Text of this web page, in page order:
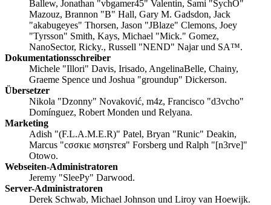
Ballew, Jonathan "vbgamer45" Valentin, Sami "SychO"
Mazouz, Brannon "B" Hall, Gary M. Gadsdon, Jack
"akabugeyes" Thorsen, Jason "JBlaze" Clemons, Joey
"Tyrsson" Smith, Kays, Michael "Mick." Gomez,
NanoSector, Ricky., Russell "NEND" Najar und SA™.
Dokumentationsschreiber
Michele "Illori" Davis, Irisado, AngelinaBelle, Chainy,
Graeme Spence und Joshua "groundup" Dickerson.
Übersetzer
Nikola "Dzonny" Novaković, m4z, Francisco "d3vcho"
Domínguez, Robert Monden und Relyana.
Marketing
Adish "(F.L.A.M.E.R)" Patel, Bryan "Runic" Deakin,
Marcus "cσσкιє мσηѕтєя" Forsberg und Ralph "[n3rve]"
Otowo.
Webseiten-Administratoren
Jeremy "SleePy" Darwood.
Server-Administratoren
Derek Schwab, Michael Johnson und Liroy van Hoewijk.